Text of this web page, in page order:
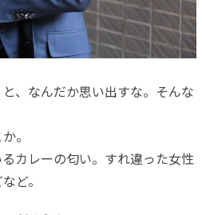
、なんだか思い出すな。そんな
。
カレーの匂い。すれ違った女性
ど。